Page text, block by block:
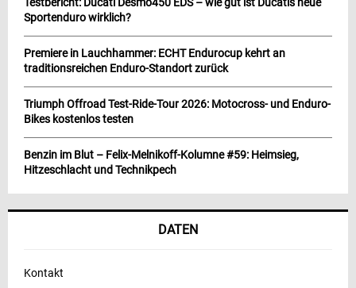
Testbericht: Ducati Desmo450 EDS – wie gut ist Ducatis neue
Sportenduro wirklich?
Premiere in Lauchhammer: ECHT Endurocup kehrt an
traditionsreichen Enduro-Standort zurück
Triumph Offroad Test-Ride-Tour 2026: Motocross- und Enduro-
Bikes kostenlos testen
Benzin im Blut – Felix-Melnikoff-Kolumne #59: Heimsieg,
Hitzeschlacht und Technikpech
DATEN
Kontakt